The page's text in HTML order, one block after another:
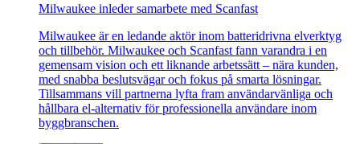
Milwaukee inleder samarbete med Scanfast
Milwaukee är en ledande aktör inom batteridrivna elverktyg
och tillbehör. Milwaukee och Scanfast fann varandra i en
gemensam vision och ett liknande arbetssätt – nära kunden,
med snabba beslutsvägar och fokus på smarta lösningar.
Tillsammans vill partnerna lyfta fram användarvänliga och
hållbara el-alternativ för professionella användare inom
byggbranschen.